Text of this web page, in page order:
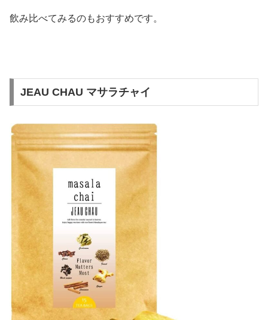
飲み比べてみるのもおすすめです。
JEAU CHAU マサラチャイ